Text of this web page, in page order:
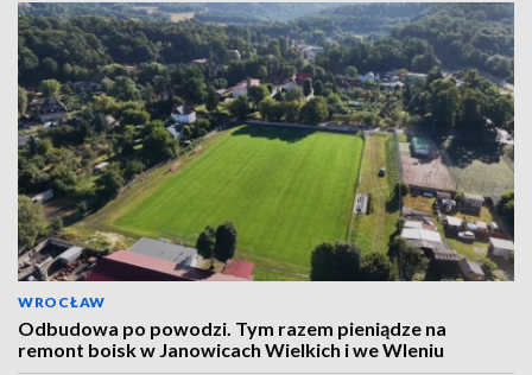
WROCŁAW
Odbudowa po powodzi. Tym razem pieniądze na
remont boisk w Janowicach Wielkich i we Wleniu